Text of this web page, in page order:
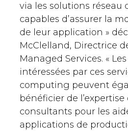
via les solutions réseau
capables d’assurer la
de leur application »
McClelland, Directrice
Managed Services. «
intéressées par ces
computing peuvent
bénéficier de l’expertise
consultants pour les
applications de